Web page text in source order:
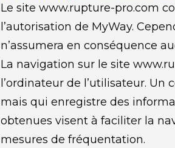
Le site www.rupture-pro.com
l’autorisation de MyWay.
n’assumera en conséquence
La navigation sur le site
l’ordinateur de l’utilisateur.
mais qui enregistre des
obtenues visent à faciliter la
mesures de fréquentation.